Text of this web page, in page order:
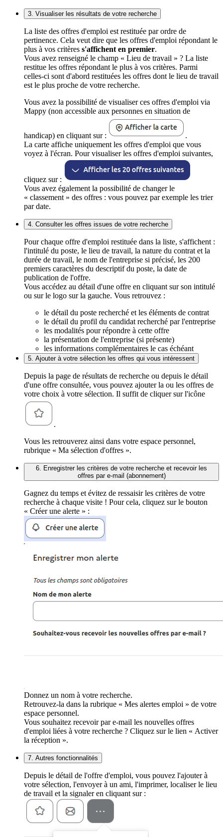
3. Visualiser les résultats de votre recherche
La liste des offres d'emploi est restituée par ordre de
pertinence. Cela veut dire que les offres d'emploi répondant le
plus à vos critères s'affichent en premier.
Vous avez renseigné le champ « Lieu de travail » ? La liste
restitue les offres répondant le plus à vos critères. Parmi
celles-ci sont d'abord restituées les offres dont le lieu de travail
est le plus proche de votre recherche.
Vous avez la possibilité de visualiser ces offres d'emploi via
Mappy (non accessible aux personnes en situation de
handicap) en cliquant sur :
.
La carte affiche uniquement les offres d'emploi que vous
voyez à l'écran. Pour visualiser les offres d'emploi suivantes,
cliquez sur :
Vous avez également la possibilité de changer le
« classement » des offres : vous pouvez par exemple les trier
par date.
4. Consulter les offres issues de votre recherche
Pour chaque offre d'emploi restituée dans la liste, s'affichent :
l'intitulé du poste, le lieu de travail, la nature du contrat et la
durée de travail, le nom de l'entreprise si précisé, les 200
premiers caractères du descriptif du poste, la date de
publication de l'offre.
Vous accédez au détail d'une offre en cliquant sur son intitulé
ou sur le logo sur la gauche. Vous retrouvez :
le détail du poste recherché et les éléments de contrat
le détail du profil du candidat recherché par l'entreprise
les modalités pour répondre à cette offre
la présentation de l'entreprise (si présente)
les informations complémentaires le cas échéant
5. Ajouter à votre sélection les offres qui vous intéressent
Depuis la page de résultats de recherche ou depuis le détail
d'une offre consultée, vous pouvez ajouter la ou les offres de
votre choix à votre sélection. Il suffit de cliquer sur l'icône
.
Vous les retrouverez ainsi dans votre espace personnel,
rubrique « Ma sélection d'offres ».
6. Enregistrer les critères de votre recherche et recevoir les
offres par e-mail (abonnement)
Gagnez du temps et évitez de ressaisir les critères de votre
recherche à chaque visite ! Pour cela, cliquez sur le bouton
« Créer une alerte » :
Donnez un nom à votre recherche.
Retrouvez-la dans la rubrique « Mes alertes emploi » de votre
espace personnel.
Vous souhaitez recevoir par e-mail les nouvelles offres
d'emploi liées à votre recherche ? Cliquez sur le lien « Activer
la réception ».
7. Autres fonctionnalités
Depuis le détail de l'offre d'emploi, vous pouvez l'ajouter à
votre sélection, l'envoyer à un ami, l'imprimer, localiser le lieu
de travail et la signaler en cliquant sur :